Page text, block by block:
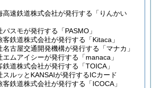
高速鉄道株式会社が発行する「りんかい
パスモが発行する「PASMO」
客鉄道株式会社が発行する「Kitaca」
名古屋交通開発機構が発行する「マナカ」
エムアイシーが発行する「manaca」
鉄道株式会社が発行する「TOICA」
スルッとKANSAIが発行するICカード
客鉄道株式会社が発行する「ICOCA」